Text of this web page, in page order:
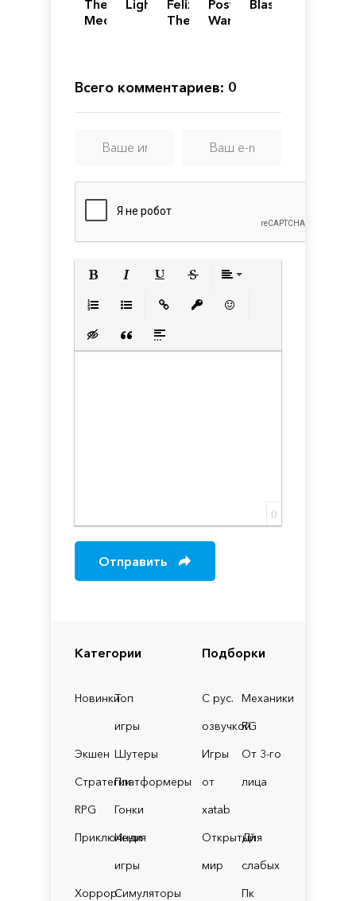
Категории
НовинкиТоп
игры
Экшен Шутеры
СтратегииПлатформеры
RPG
Гонки
Приключения
Инди
игры
ХоррорСимуляторы
Подборки
С рус.
озвучкой
Механики
RG
Игры
от
xatab
От 3-го
лица
Открытый
мир
Для
слабых
Пк
The
Medium
Lightmatter
Felix
The
Post
War
Blasphemous
Всего комментариев: 0
Вставка скрытого текста
Вставка цитаты
Вставка спойлера
0
Отправить